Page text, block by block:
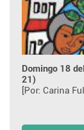
Domingo 18
21)
[Por: Carina